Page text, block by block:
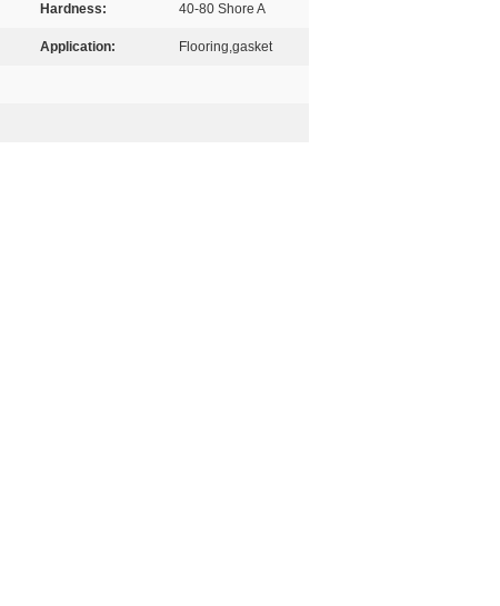
Hardness: 40-80 Shore A
Application: Flooring,gasket